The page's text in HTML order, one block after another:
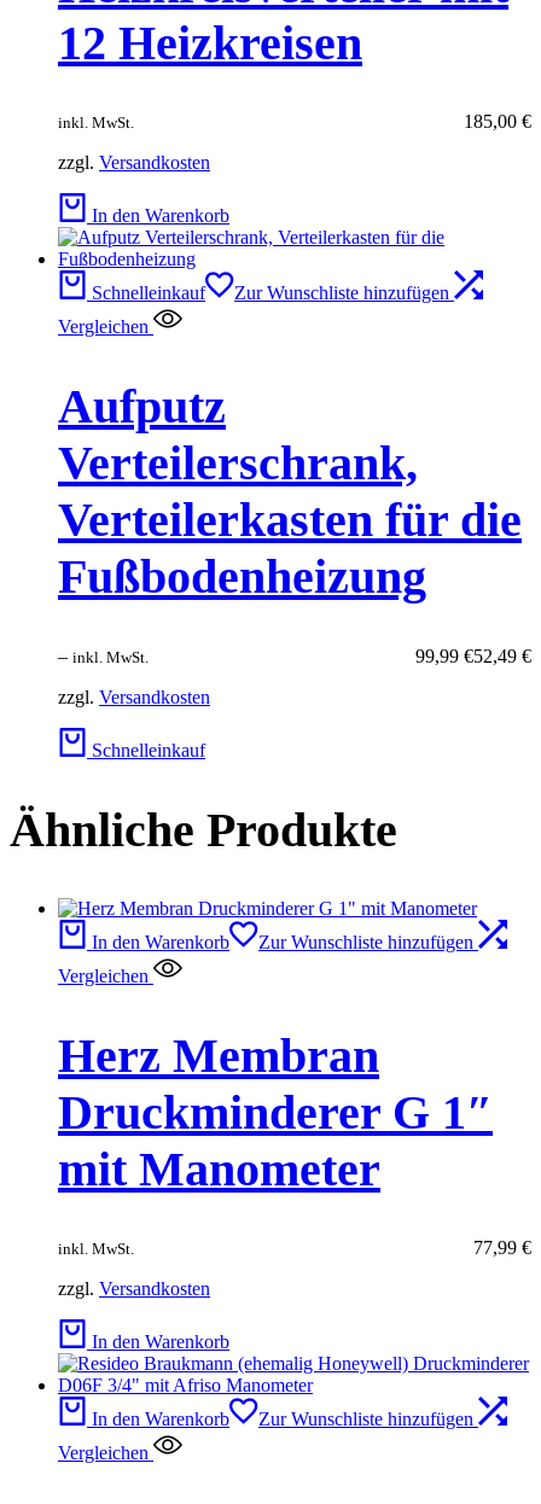
12 Heizkreisen
185,00 €
inkl. MwSt.
zzgl. Versandkosten
In den Warenkorb
Schnelleinkauf
Zur Wunschliste hinzufügen
Vergleichen
Aufputz
Verteilerschrank,
Verteilerkasten für die
Fußbodenheizung
52,49 €
– 99,99 €
inkl. MwSt.
zzgl. Versandkosten
Schnelleinkauf
Ähnliche Produkte
In den Warenkorb
Zur Wunschliste hinzufügen
Vergleichen
Herz Membran
Druckminderer G 1″
mit Manometer
77,99 €
inkl. MwSt.
zzgl. Versandkosten
In den Warenkorb
In den Warenkorb
Zur Wunschliste hinzufügen
Vergleichen